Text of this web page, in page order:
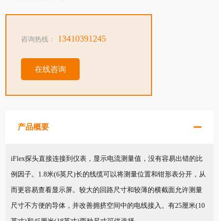
咨询热线： 13410391245
在线咨询
产品概要
iFlex探头直接连接到仪表，显示电流测量值，没有容易出错的比
例因子。1.8米(6英尺)长的线缆可以将测量位置和钳形表分开，从
而更容易查看显示屏。较大的回路尺寸和较薄的横截面允许测量
尺寸不方便的导体，并改善拥挤空间中的电线接入。有25厘米(10